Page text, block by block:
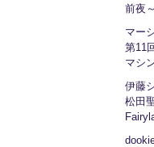
前夜
マー
第11
マシ
伊藤
松田